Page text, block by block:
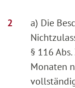
a) Die
§ 116
Monaten